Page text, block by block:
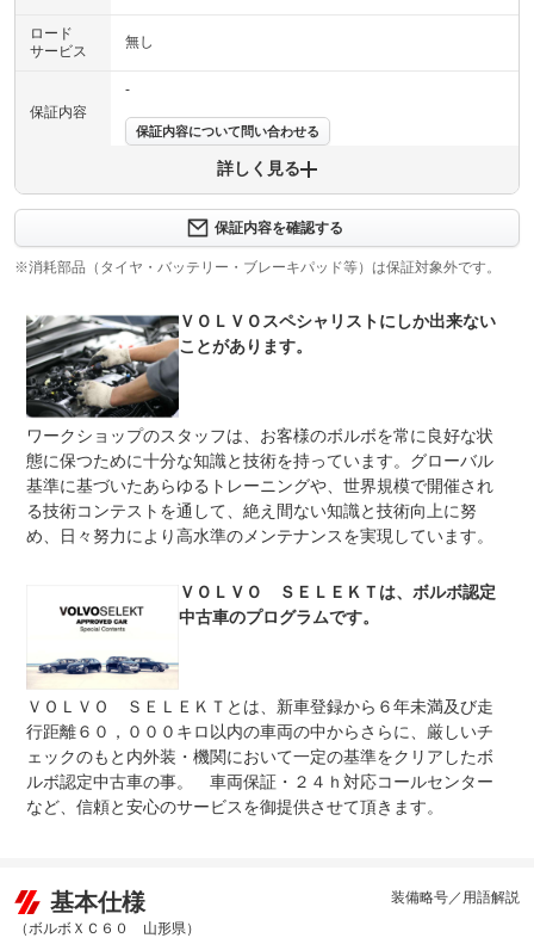
ロード
サービス
無し
保証内容
-
保証内容について問い合わせる
上限金額
免責金 無し
保証修理
受付先
-
法定整備
整備付 法定12ヶ月または法定24ヶ月点検整備付
※車検なし・車検整備付の場合は法定24ヶ月点検整備付
※商用車は6ヶ月または12ヶ月点検整備付
法定整備
について
-
詳しく見る
保証内容を確認する
※消耗部品（タイヤ・バッテリー・ブレーキパッド等）は保証対象外です。
ＶＯＬＶＯスペシャリストにしか出来ない
ことがあります。
ワークショップのスタッフは、お客様のボルボを常に良好な状
態に保つために十分な知識と技術を持っています。グローバル
基準に基づいたあらゆるトレーニングや、世界規模で開催され
る技術コンテストを通して、絶え間ない知識と技術向上に努
め、日々努力により高水準のメンテナンスを実現しています。
ＶＯＬＶＯ ＳＥＬＥＫＴは、ボルボ認定
中古車のプログラムです。
ＶＯＬＶＯ ＳＥＬＥＫＴとは、新車登録から６年未満及び走
行距離６０，０００キロ以内の車両の中からさらに、厳しいチ
ェックのもと内外装・機関において一定の基準をクリアしたボ
ルボ認定中古車の事。 車両保証・２４ｈ対応コールセンター
など、信頼と安心のサービスを御提供させて頂きます。
基本仕様
（ボルボＸＣ６０ 山形県）
装備略号／用語解説